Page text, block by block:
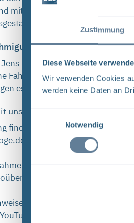
Zustimmung
Diese Webseite
Wir verwenden Cookies
werden keine Daten an
Notwendig
mittelradioaktiven Abfälle unter
die gegen radioaktive
und Bau von
Kuschkowitz sind bei der
Fahrzeuge für das Endlager
es gibt, um ein wirklich
uns ins Gespräch – vor Ort oder
findet in der Infostelle Konrad
bis zum 11. Oktober
vor Ort ist auch eine
sowie in einem Chat
und Anmerkungen können
erforderlich.